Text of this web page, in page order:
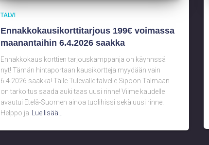
TALVI
Ennakkokausikorttitarjous 199€ voimassa
maanantaihin 6.4.2026 saakka
Ennakkokausikorttien tarjouskamppanja on käynnssä
nyt! Tämän hintaportaan kausikortteja myydään vain
6.4.2026 saakka! Tälle Tulevalle talvelle Sipoon Talmaan
on tarkoitus saada auki taas uusi rinne! Viime kaudelle
avautui Etelä-Suomen ainoa tuolihissi sekä uusi rinne.
Helppo ja
Lue lisää…